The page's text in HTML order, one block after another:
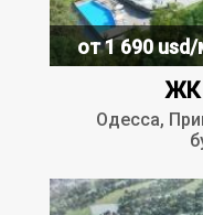
от 1 690
ЖК
Одесса,